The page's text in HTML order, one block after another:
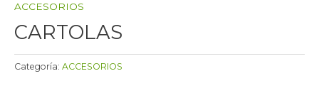
ACCESORIOS
CARTOLAS
Categoría: ACCESORIOS